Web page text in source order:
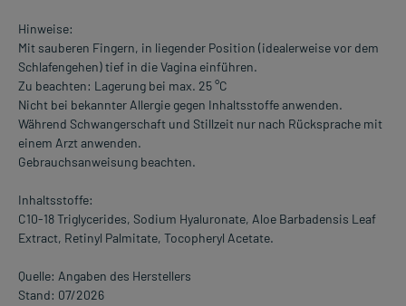
Hinweise:
Mit sauberen Fingern, in liegender Position (idealerweise vor dem
Schlafengehen) tief in die Vagina einführen.
Zu beachten: Lagerung bei max. 25 °C
Nicht bei bekannter Allergie gegen Inhaltsstoffe anwenden.
Während Schwangerschaft und Stillzeit nur nach Rücksprache mit
einem Arzt anwenden.
Gebrauchsanweisung beachten.
Inhaltsstoffe:
C10-18 Triglycerides, Sodium Hyaluronate, Aloe Barbadensis Leaf
Extract, Retinyl Palmitate, Tocopheryl Acetate.
Quelle: Angaben des Herstellers
Stand: 07/2026